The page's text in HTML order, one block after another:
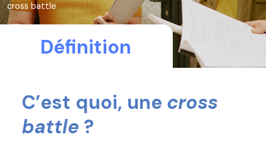
cross battle
Définition
C’est quoi, une cross
battle ?